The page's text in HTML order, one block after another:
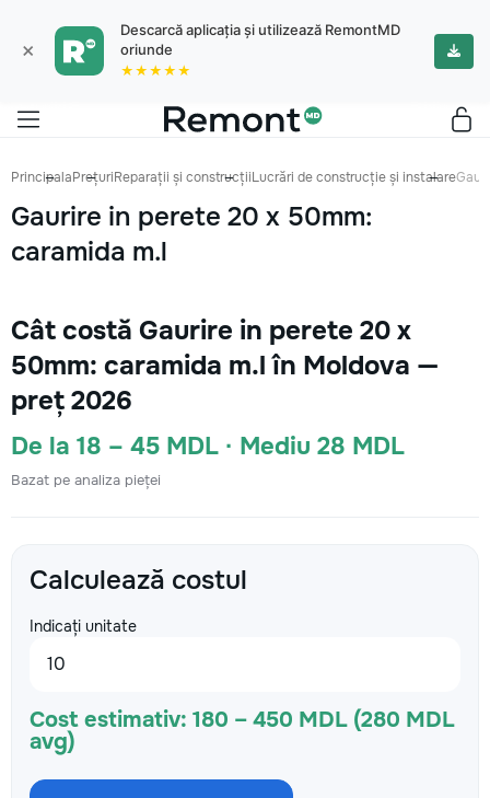
×
Descarcă aplicația și utilizează RemontMD
oriunde
★★★★★
PrincipalaPrețuriReparații și construcțiiLucrări de construcție și instalare
Gaurire in perete 20 x 50mm:
caramida m.l
Cât costă Gaurire in perete 20 x
50mm: caramida m.l în Moldova —
preț 2026
De la 18 – 45 MDL · Mediu 28 MDL
Bazat pe analiza pieței
Calculează costul
Indicați unitate
Cost estimativ: 180 – 450 MDL (280 MDL
avg)